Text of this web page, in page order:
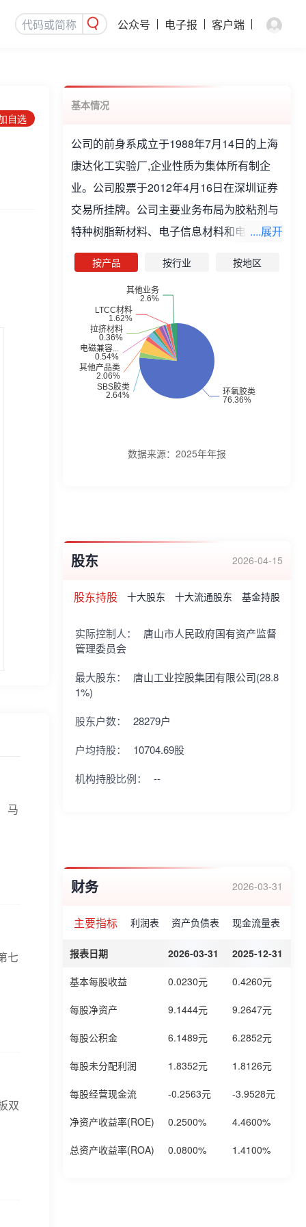
公众号 电子报 客户端
自选
马
七
双
基本情况
公司的前身系成立于1988年7月14日的上海
康达化工实验厂,企业性质为集体所有制企
业。公司股票于2012年4月16日在深圳证券
交易所挂牌。公司主要业务布局为胶粘剂与
特种树脂新材料、电子信息材料和电子科技
三大板块。公司主营业务产品涵盖环氧树脂
胶、聚氨酯胶、丙烯酸酯胶、SBS胶、热熔
胶、水性胶等多个胶粘剂系列与环氧树脂复
合材料、聚氨酯复合材料及聚酰亚胺材料等
新材料系列。企业荣誉:公司研究所被认定为
“国家企业技术中心”、“上海市企业技术中心”
和“上海胶粘剂工程技术研究中心”。“万达”商
标是上海市著名商标,公司产品曾获得“中国
胶粘剂产品质量用户满意品牌”、国家认定的
荣誉。
....展开
按产品 按行业 按地区
数据来源： 2025年年报
股东 2026-04-15
股东持股 十大股东 十大流通股东 基金持股
实际控制人：
唐山市人民政府国有资产监督
管理委员会
最大股东：
唐山工业控股集团有限公司(28.8
1%)
股东户数：
28279户
户均持股：
10704.69股
机构持股比例：
--
财务 2026-03-31
主要指标 利润表 资产负债表 现金流量表
报表日期 2026-03-31 2025-12-31
基本每股收益 0.0230元 0.4260元
每股净资产 9.1444元 9.2647元
每股公积金 6.1489元 6.2852元
每股未分配利润 1.8352元 1.8126元
每股经营现金流 -0.2563元 -3.9528元
净资产收益率(ROE) 0.2500% 4.4600%
总资产收益率(ROA) 0.0800% 1.4100%